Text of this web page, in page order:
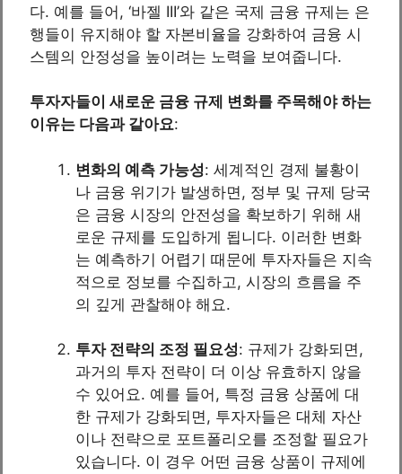
다. 예를 들어, ‘바젤 III’와 같은 국제 금융 규제는 은
행들이 유지해야 할 자본비율을 강화하여 금융 시
스템의 안정성을 높이려는 노력을 보여줍니다.
투자자들이 새로운 금융 규제 변화를 주목해야 하는
이유는 다음과 같아요:
변화의 예측 가능성: 세계적인 경제 불황이
나 금융 위기가 발생하면, 정부 및 규제 당국
은 금융 시장의 안전성을 확보하기 위해 새
로운 규제를 도입하게 됩니다. 이러한 변화
는 예측하기 어렵기 때문에 투자자들은 지속
적으로 정보를 수집하고, 시장의 흐름을 주
의 깊게 관찰해야 해요.
투자 전략의 조정 필요성: 규제가 강화되면,
과거의 투자 전략이 더 이상 유효하지 않을
수 있어요. 예를 들어, 특정 금융 상품에 대
한 규제가 강화되면, 투자자들은 대체 자산
이나 전략으로 포트폴리오를 조정할 필요가
있습니다. 이 경우 어떤 금융 상품이 규제에